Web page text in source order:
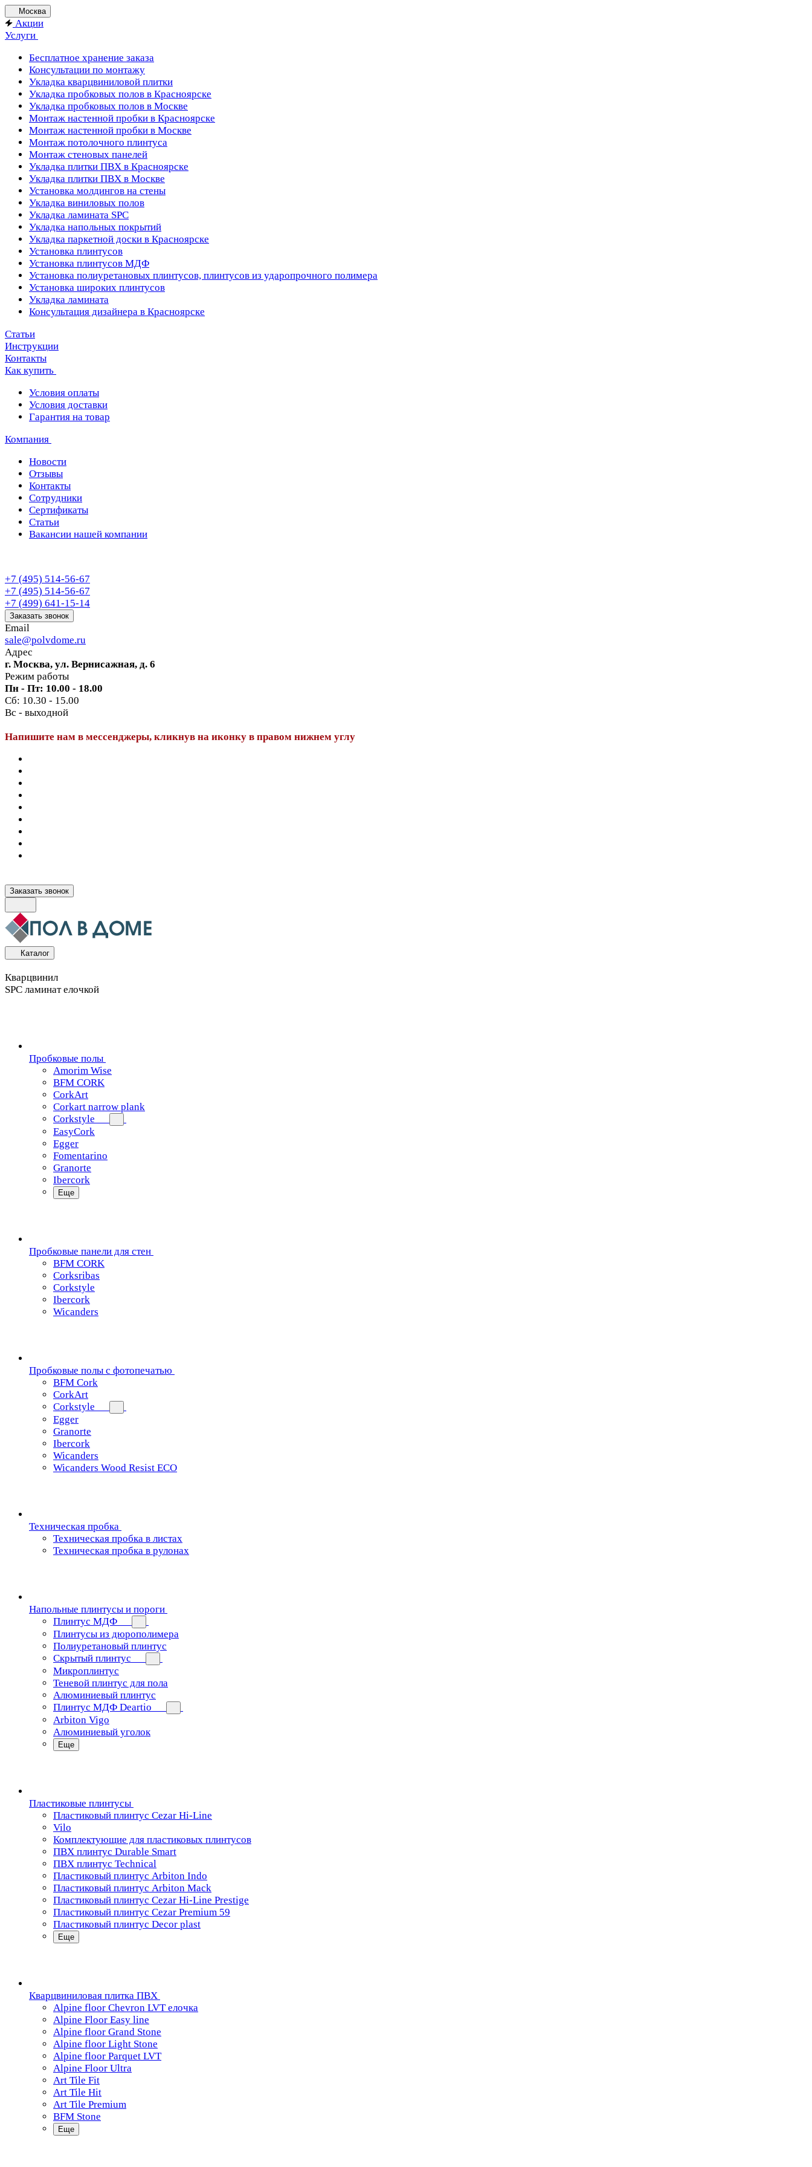
Москва
Акции
Услуги
Бесплатное хранение заказа
Консультации по монтажу
Укладка кварцвиниловой плитки
Укладка пробковых полов в Красноярске
Укладка пробковых полов в Москве
Монтаж настенной пробки в Красноярске
Монтаж настенной пробки в Москве
Монтаж потолочного плинтуса
Монтаж стеновых панелей
Укладка плитки ПВХ в Красноярске
Укладка плитки ПВХ в Москве
Установка молдингов на стены
Укладка виниловых полов
Укладка ламината SPC
Укладка напольных покрытий
Укладка паркетной доски в Красноярске
Установка плинтусов
Установка плинтусов МДФ
Установка полиуретановых плинтусов, плинтусов из ударопрочного полимера
Установка широких плинтусов
Укладка ламината
Консультация дизайнера в Красноярске
Статьи
Инструкции
Контакты
Как купить
Условия оплаты
Условия доставки
Гарантия на товар
Компания
Новости
Отзывы
Контакты
Сотрудники
Сертификаты
Статьи
Вакансии нашей компании
+7 (495) 514-56-67
+7 (495) 514-56-67
+7 (499) 641-15-14
Заказать звонок
Email
sale@polvdome.ru
Адрес
г. Москва, ул. Вернисажная, д. 6
Режим работы
Пн - Пт: 10.00 - 18.00
Сб: 10.30 - 15.00
Вс - выходной
Напишите нам в мессенджеры, кликнув на иконку в правом нижнем углу
Заказать звонок
Каталог
Кварцвинил
SPC ламинат елочкой
Пробковые полы
Amorim Wise
BFM CORK
CorkArt
Corkart narrow plank
Corkstyle
EasyCork
Egger
Fomentarino
Granorte
Ibercork
Еще
Пробковые панели для стен
BFM CORK
Corksribas
Corkstyle
Ibercork
Wicanders
Пробковые полы с фотопечатью
BFM Cork
CorkArt
Corkstyle
Egger
Granorte
Ibercork
Wicanders
Wicanders Wood Resist ECO
Техническая пробка
Техническая пробка в листах
Техническая пробка в рулонах
Напольные плинтусы и пороги
Плинтус МДФ
Плинтусы из дюрополимера
Полиуретановый плинтус
Скрытый плинтус
Микроплинтус
Теневой плинтус для пола
Алюминиевый плинтус
Плинтус МДФ Deartio
Arbiton Vigo
Алюминиевый уголок
Еще
Пластиковые плинтусы
Пластиковый плинтус Cezar Hi-Line
Vilo
Комплектующие для пластиковых плинтусов
ПВХ плинтус Durable Smart
ПВХ плинтус Technical
Пластиковый плинтус Arbiton Indo
Пластиковый плинтус Arbiton Mack
Пластиковый плинтус Cezar Hi-Line Prestige
Пластиковый плинтус Cezar Premium 59
Пластиковый плинтус Decor plast
Еще
Кварцвиниловая плитка ПВХ
Alpine floor Chevron LVT елочка
Alpine Floor Easy line
Alpine floor Grand Stone
Alpine floor Light Stone
Alpine floor Parquet LVT
Alpine Floor Ultra
Art Tile Fit
Art Tile Hit
Art Tile Premium
BFM Stone
Еще